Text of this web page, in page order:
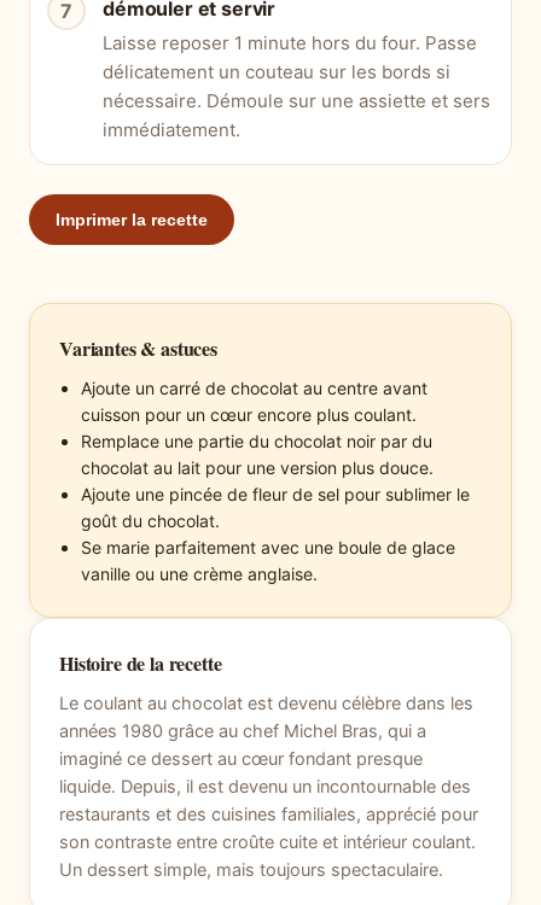
démouler et servir
Laisse reposer 1 minute hors du four. Passe
délicatement un couteau sur les bords si
nécessaire. Démoule sur une assiette et sers
immédiatement.
Imprimer la recette
Variantes & astuces
Ajoute un carré de chocolat au centre avant
cuisson pour un cœur encore plus coulant.
Remplace une partie du chocolat noir par du
chocolat au lait pour une version plus douce.
Ajoute une pincée de fleur de sel pour sublimer le
goût du chocolat.
Se marie parfaitement avec une boule de glace
vanille ou une crème anglaise.
Histoire de la recette
Le coulant au chocolat est devenu célèbre dans les
années 1980 grâce au chef Michel Bras, qui a
imaginé ce dessert au cœur fondant presque
liquide. Depuis, il est devenu un incontournable des
restaurants et des cuisines familiales, apprécié pour
son contraste entre croûte cuite et intérieur coulant.
Un dessert simple, mais toujours spectaculaire.